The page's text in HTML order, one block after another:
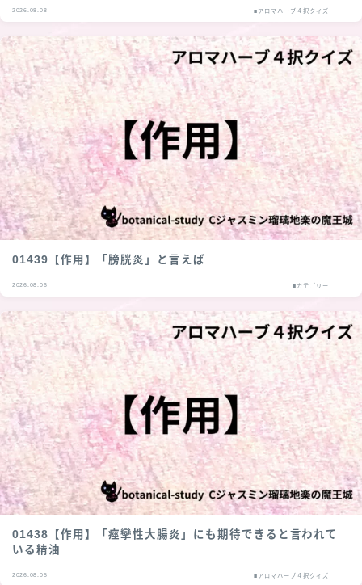
2026.08.08 ■アロマハーブ４択クイズ
01439【作用】「膀胱炎」と言えば
2026.08.06 ■カテゴリー
01438【作用】「痙攣性大腸炎」にも期待できると言われて
いる精油
2026.08.05 ■アロマハーブ４択クイズ